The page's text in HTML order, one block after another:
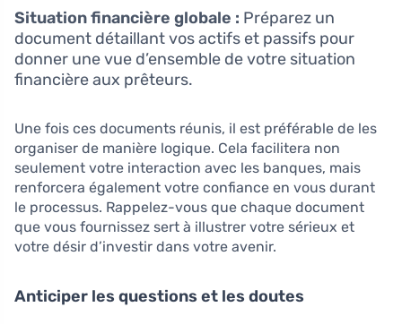
Situation financière globale : Préparez un
document détaillant vos actifs et passifs pour
donner une vue d’ensemble de votre situation
financière aux prêteurs.
Une fois ces documents réunis, il est préférable de les
organiser de manière logique. Cela facilitera non
seulement votre interaction avec les banques, mais
renforcera également votre confiance en vous durant
le processus. Rappelez-vous que chaque document
que vous fournissez sert à illustrer votre sérieux et
votre désir d’investir dans votre avenir.
Anticiper les questions et les doutes